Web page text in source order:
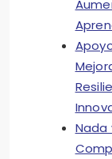
Nada